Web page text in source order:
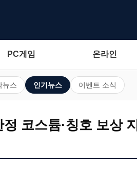
PC게임 온라인
뉴스 인기뉴스 이벤트 소식
코스튬·칭호 보상